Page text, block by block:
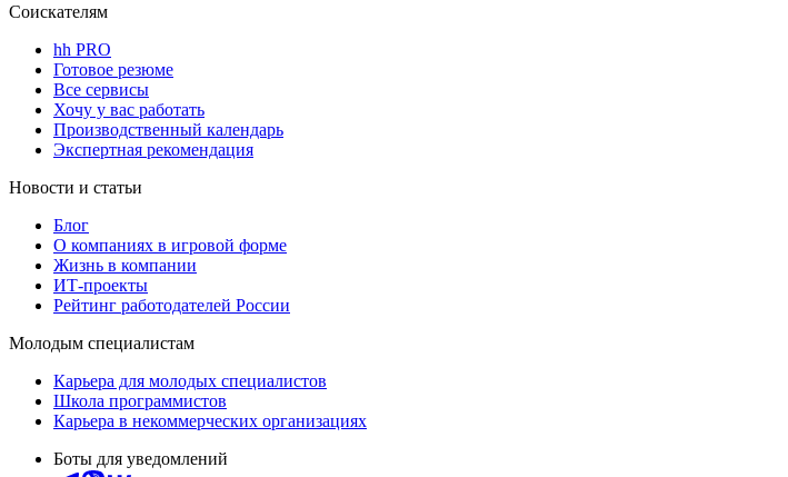
Соискателям
hh PRO
Готовое резюме
Все сервисы
Хочу у вас работать
Производственный календарь
Экспертная рекомендация
Новости и статьи
Блог
О компаниях в игровой форме
Жизнь в компании
ИТ-проекты
Рейтинг работодателей России
Молодым специалистам
Карьера для молодых специалистов
Школа программистов
Карьера в некоммерческих организациях
Боты для уведомлений